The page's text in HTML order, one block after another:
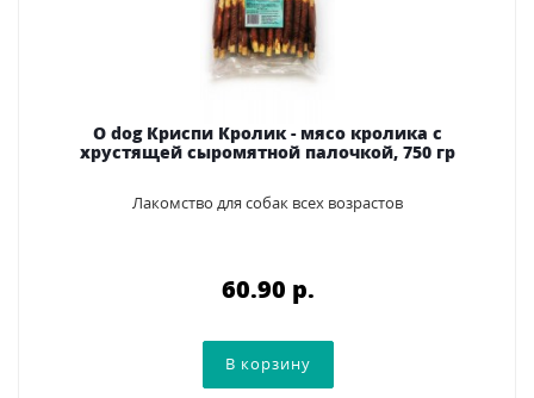
O dog Криспи Кролик - мясо кролика с
хрустящей сыромятной палочкой, 750 гр
Лакомство для собак всех возрастов
60.90 p.